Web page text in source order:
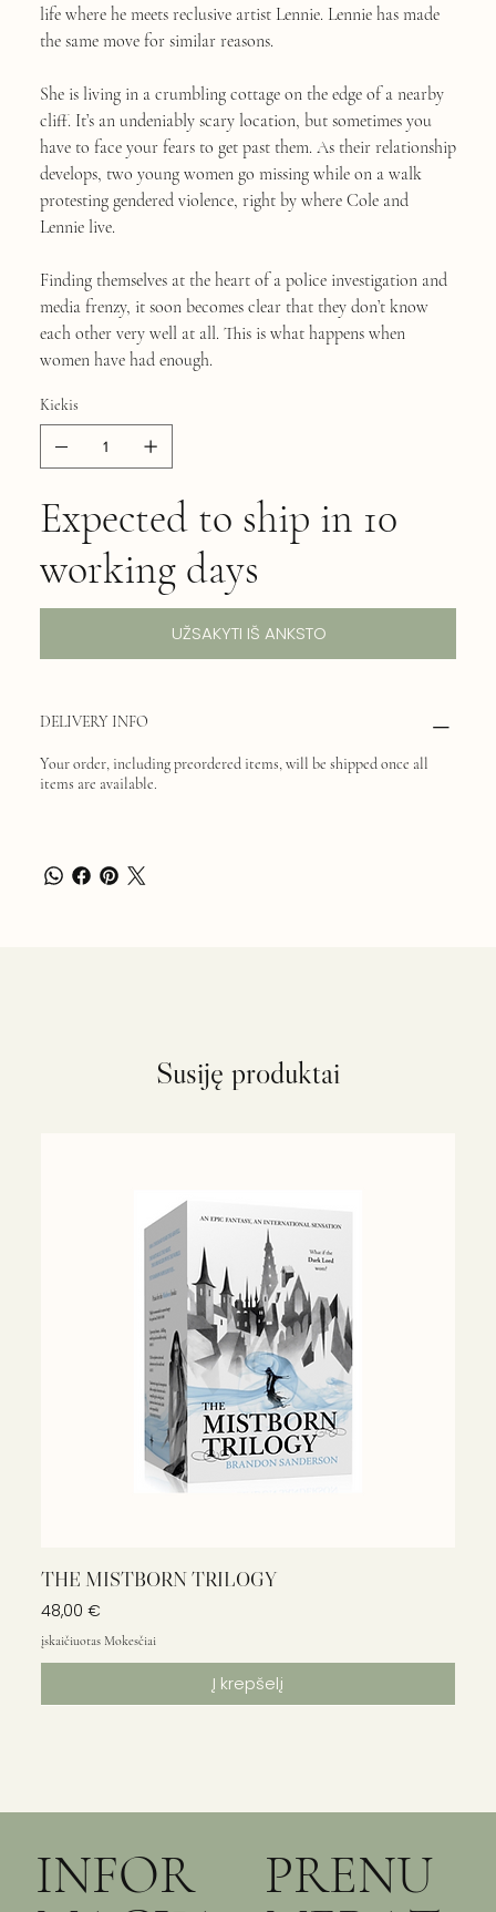
life where he meets reclusive artist Lennie. Lennie has made
the same move for similar reasons.
She is living in a crumbling cottage on the edge of a nearby
cliff. It’s an undeniably scary location, but sometimes you
have to face your fears to get past them. As their relationship
develops, two young women go missing while on a walk
protesting gendered violence, right by where Cole and
Lennie live.
Finding themselves at the heart of a police investigation and
media frenzy, it soon becomes clear that they don’t know
each other very well at all. This is what happens when
women have had enough.
Kiekis
Expected to ship in 10
working days
UŽSAKYTI IŠ ANKSTO
DELIVERY INFO
Your order, including preordered items, will be shipped once all
items are available.
Susiję produktai
THE MISTBORN TRILOGY
Kaina
48,00 €
įskaičiuotas Mokesčiai
Į krepšelį
INFOR
PRENU